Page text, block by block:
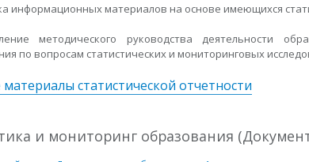
информационных материалов на основе имеющихся
методического руководства деятельности
по вопросам статистических и мониторинговых
статистической отчетности
и мониторинг образования